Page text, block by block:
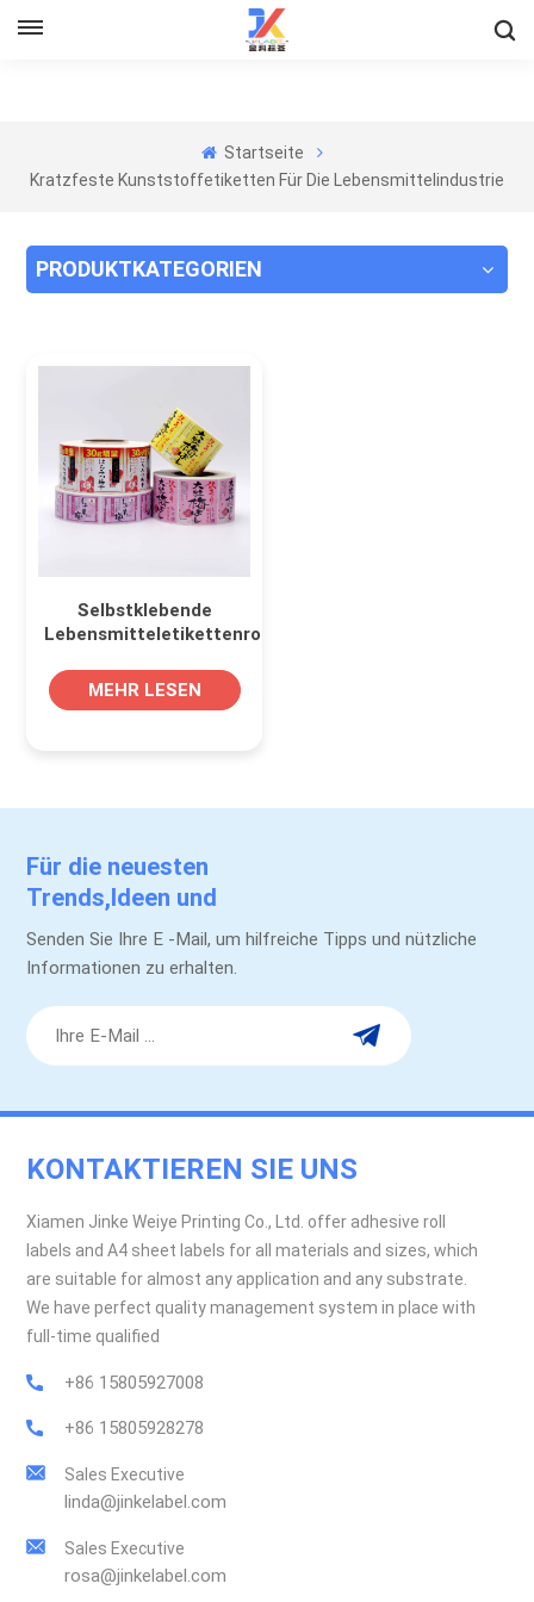
Startseite
Kratzfeste Kunststoffetiketten Für Die Lebensmittelindustrie
PRODUKTKATEGORIEN
Selbstklebende
Lebensmitteletikettenrolle
Papier in
Pflaumenfarbe zum
MEHR LESEN
Für die neuesten
Trends,Ideen und
Werbeaktionen.
Senden Sie Ihre E -Mail, um hilfreiche Tipps und nützliche
Informationen zu erhalten.
KONTAKTIEREN SIE UNS
Xiamen Jinke Weiye Printing Co., Ltd. offer adhesive roll
labels and A4 sheet labels for all materials and sizes, which
are suitable for almost any application and any substrate.
We have perfect quality management system in place with
full-time qualified
+86 15805927008
+86 15805928278
Sales Executive
linda@jinkelabel.com
Sales Executive
rosa@jinkelabel.com